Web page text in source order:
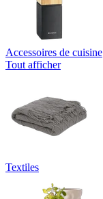
Accessoires de cuisine
Tout afficher
Textiles